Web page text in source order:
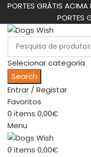
PORTES GRÁTIS
PORTES
Selecionar categoria
Search
Entrar / Registar
Favoritos
0 items 0,00€
Menu
0 items 0,00€